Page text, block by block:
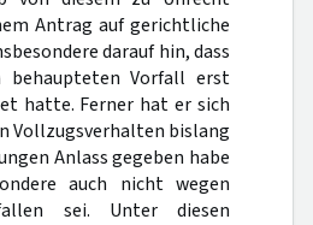
Antrag auf gerichtliche
darauf hin, dass
behaupteten Vorfall erst
hatte. Ferner hat er sich
Vollzugsverhalten bislang
Anlass gegeben habe
auch nicht wegen
sei. Unter diesen